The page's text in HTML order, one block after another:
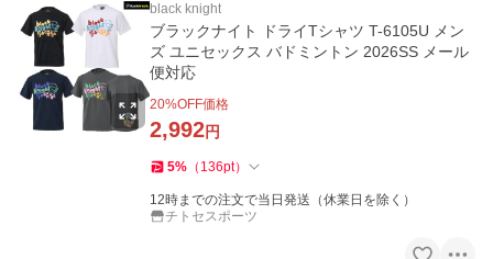
black knight
ブラックナイト ドライTシャツ T-6105U メン
ズ ユニセックス バドミントン 2026SS メール
便対応
20%OFF価格
2,992円
5% （ 136pt）
12時までの注文で当日発送（休業日を除く）
チトセスポーツ